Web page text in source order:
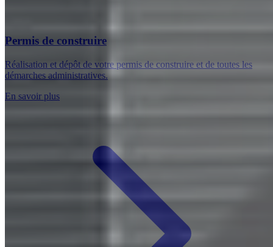
Permis de construire
Réalisation et dépôt de votre permis de construire et de toutes les
démarches administratives.
En savoir plus